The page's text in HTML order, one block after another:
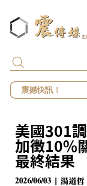
鄭麗文
美國301
加徵10%
最終結果
2026/06/03 | 湯道